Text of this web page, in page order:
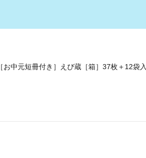
［お中元短冊付き］えび蔵［箱］37枚＋12袋入